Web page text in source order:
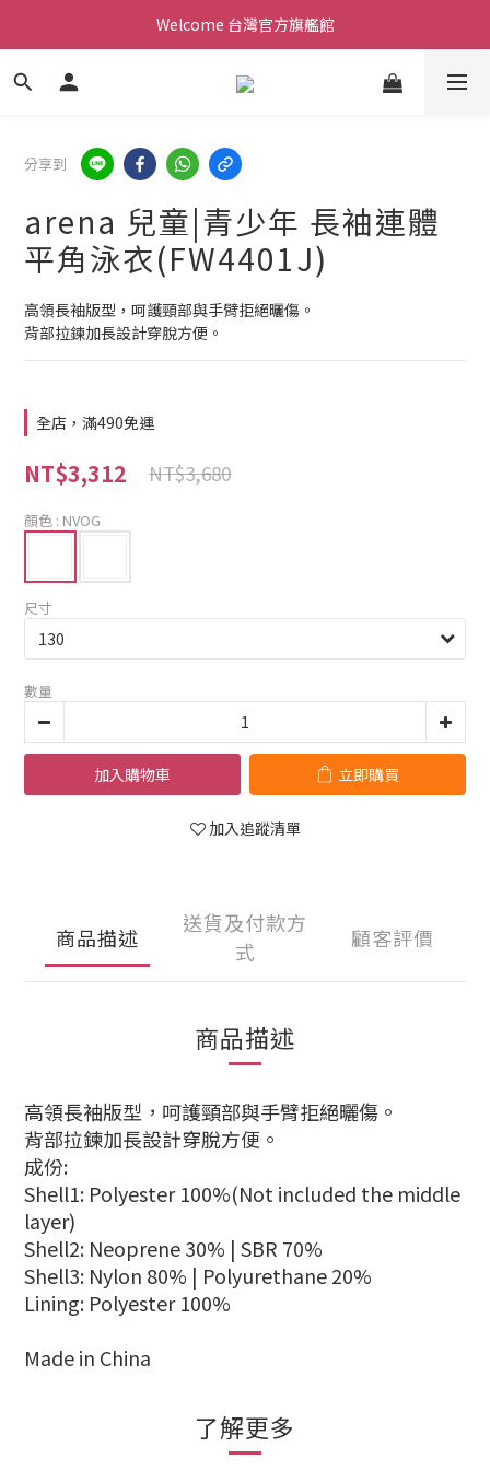
Welcome 台灣官方旗艦館
Welcome 台灣官方旗艦館
新會員加入現領折價200元。立即抵用。
分享到
arena 兒童|青少年 長袖連體
平角泳衣(FW4401J)
高領長袖版型，呵護頸部與手臂拒絕曬傷。
背部拉鍊加長設計穿脫方便。
全店，滿490免運
NT$3,312 NT$3,680
顏色 : NVOG
尺寸
數量
加入購物車 立即購買
加入追蹤清單
商品描述
送貨及付款方
式
顧客評價
商品描述
高領長袖版型，呵護頸部與手臂拒絕曬傷。
背部拉鍊加長設計穿脫方便。
成份:
Shell1: Polyester 100%(Not included the middle
layer)
Shell2: Neoprene 30% | SBR 70%
Shell3: Nylon 80% | Polyurethane 20%
Lining: Polyester 100%
Made in China
了解更多